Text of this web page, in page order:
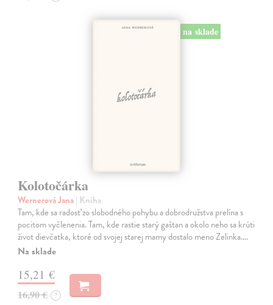
na sklade
Kolotočárka
Wernerová Jana| Kniha
Tam, kde sa radosť zo slobodného pohybu a dobrodružstva prelína s
pocitom vyčlenenia. Tam, kde rastie starý gaštan a okolo neho sa krúti
život dievčatka, ktoré od svojej starej mamy dostalo meno Zelinka.…
Na sklade
15,21 €
16,90 € ?